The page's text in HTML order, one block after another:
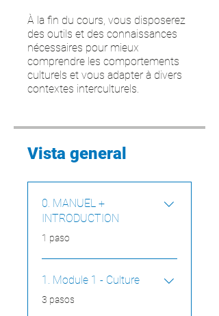
À la fin du cours, vous disposerez
des outils et des connaissances
nécessaires pour mieux
comprendre les comportements
culturels et vous adapter à divers
contextes interculturels.
Vista general
0. MANUEL +
INTRODUCTION
.1 paso
1. Module 1 - Culture
.3 pasos